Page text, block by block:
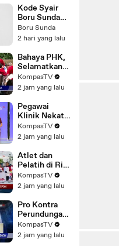
Bicara,
Timnas
Indonesia
Wajib
Waspada
Kode Syair
Boru Sunda
Hari Kamis 6
Agustus 2026
Boru Sunda
2 hari yang lalu
Bahaya PHK,
Selamatkan
Hak Pekerja! |
SAPA WARGA
KompasTV
2 jam yang lalu
Pegawai
Klinik Nekat
Curi Kursi
Besi Pemkot
dengan
Ambulans |
BERITA
UTAMA
KompasTV
2 jam yang lalu
Atlet dan
Pelatih di Riau
Tuntut
Pemprov
PON dan
Peparnas
2024 |
BERITA
UTAMA
KompasTV
2 jam yang lalu
Pro Kontra
Perundungan
Nakes kepada
Pasien BPJS
KompasTV
2 jam yang lalu